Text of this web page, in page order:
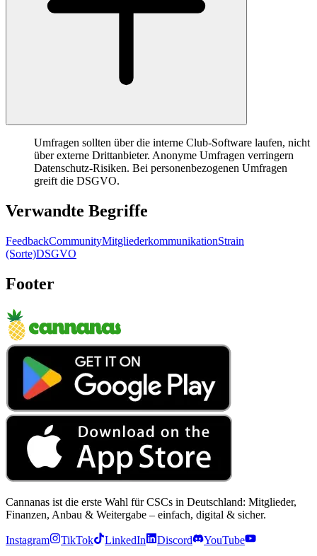
Umfragen sollten über die interne Club-Software laufen, nicht
über externe Drittanbieter. Anonyme Umfragen verringern
Datenschutz-Risiken. Bei personenbezogenen Umfragen
greift die DSGVO.
Verwandte Begriffe
FeedbackCommunityMitgliederkommunikationStrain
(Sorte)DSGVO
Footer
Cannanas ist die erste Wahl für CSCs in Deutschland: Mitglieder,
Finanzen, Anbau & Weitergabe – einfach, digital & sicher.
Instagram TikTok LinkedIn Discord YouTube